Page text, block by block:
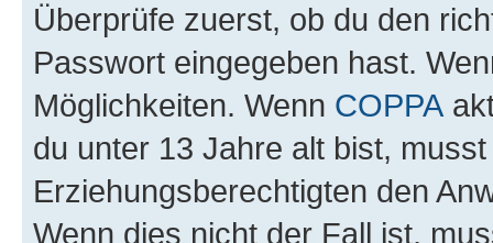
Überprüfe zuerst, ob du den
Passwort eingegeben hast.
Möglichkeiten. Wenn COPPA
du unter 13 Jahre alt bist,
Erziehungsberechtigten den
Wenn dies nicht der Fall ist,